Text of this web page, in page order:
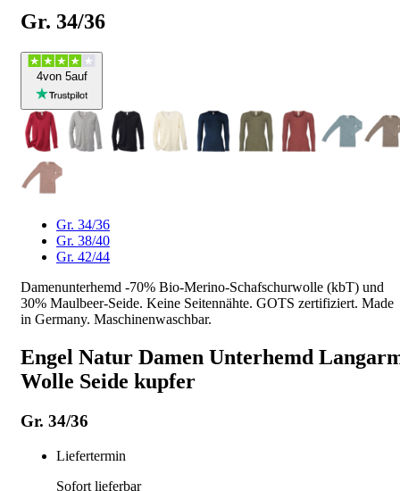
Gr. 34/36
4von 5auf
Gr. 34/36
Gr. 38/40
Gr. 42/44
Damenunterhemd -70% Bio-Merino-Schafschurwolle (kbT) und
30% Maulbeer-Seide. Keine Seitennähte. GOTS zertifiziert. Made
in Germany. Maschinenwaschbar.
Engel Natur Damen Unterhemd
Wolle Seide kupfer
Gr. 34/36
Liefertermin
Sofort lieferbar